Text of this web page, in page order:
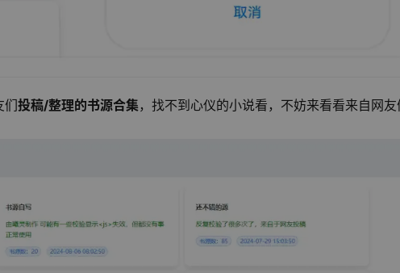
们投稿/整理的书源合集，找不到心仪的小说看，不妨来看看来自网友